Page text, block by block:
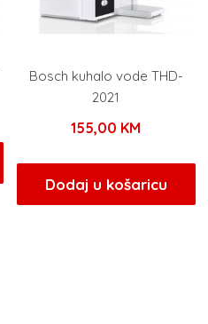
Bosch kuhalo vode THD-
2021
155,00 KM
Dodaj u košaricu